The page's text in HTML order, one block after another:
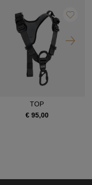
TOP
€ 95,00